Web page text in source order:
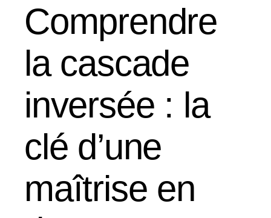
Comprendre
la cascade
inversée : la
clé d’une
maîtrise en